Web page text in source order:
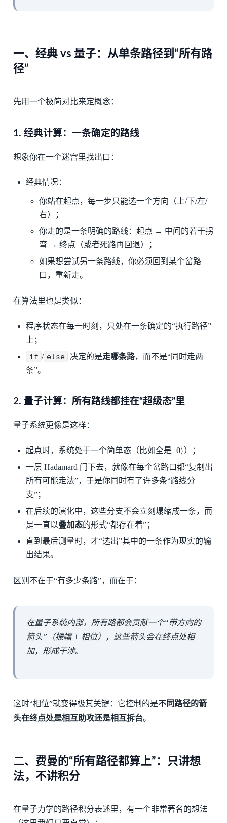
一、经典 vs 量子：从单条路径到“所有路
径”
先用一个极简对比来定概念：
1. 经典计算：一条确定的路线
想象你在一个迷宫里找出口：
经典情况：
你站在起点，每一步只能选一个方向（上/下/左/
右）；
你走的是一条明确的路线：起点 → 中间的若干拐
弯 → 终点（或者死路再回退）；
如果想尝试另一条路线，你必须回到某个岔路
口，重新走。
在算法里也是类似：
程序状态在每一时刻，只处在一条确定的“执行路径”
上；
if / else 决定的是走哪条路，而不是“同时走两
条”。
2. 量子计算：所有路线都挂在“超级态”里
量子系统更像是这样：
起点时，系统处于一个简单态（比如全是 |0⟩ ）；
一层 Hadamard 门下去，就像在每个岔路口都“复制出
所有可能走法”，于是你同时有了许多条“路线分
支”；
在后续的演化中，这些分支不会立刻塌缩成一条，而
是一直以叠加态的形式“都存在着”；
直到最后测量时，才“选出”其中的一条作为现实的输
出结果。
区别不在于“有多少条路”，而在于：
在量子系统内部，所有路都会贡献一个“带方向的
箭头”（振幅 + 相位），这些箭头会在终点处相
加，形成干涉。
这时“相位”就变得极其关键：它控制的是不同路径的箭
头在终点处是相互助攻还是相互拆台。
二、费曼的“所有路径都算上”：只讲想
法，不讲积分
在量子力学的路径积分表述里，有一个非常著名的想法